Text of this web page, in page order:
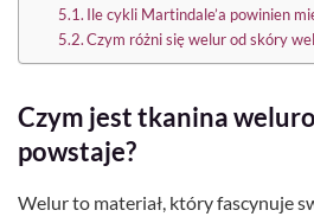
Ile cykli Martindale’a powinien
Czym różni się welur od skóry
Czym jest tkanina
powstaje?
Welur to materiał, który fascynuje